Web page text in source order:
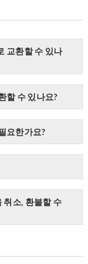
교환할 수 있나
할 수 있나요?
요한가요?
취소, 환불할 수